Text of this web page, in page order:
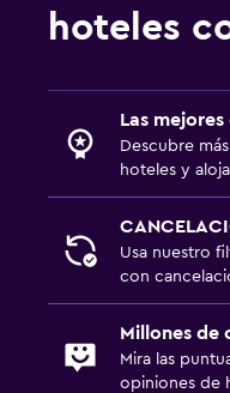
hoteles
Las
Descubre
hoteles y
Usa nuestro
con
Millones de
Mira las
opiniones de